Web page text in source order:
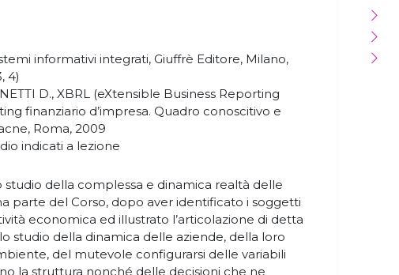
informativi integrati, Giuffrè Editore, Milano,
4)
D., XBRL (eXtensible Business Reporting
finanziario d’impresa. Quadro conoscitivo e
Roma, 2009
indicati a lezione
studio della complessa e dinamica realtà delle
parte del Corso, dopo aver identificato i soggetti
economica ed illustrato l’articolazione di detta
studio della dinamica delle aziende, della loro
del mutevole configurarsi delle variabili
la struttura nonché delle decisioni che ne